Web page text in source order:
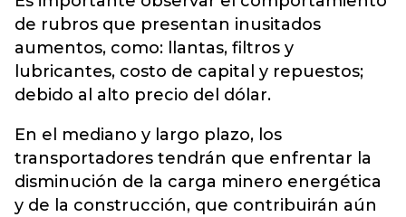
de rubros que presentan inusitados
aumentos, como: llantas, filtros y
lubricantes, costo de capital y repuestos;
debido al alto precio del dólar.
En el mediano y largo plazo, los
transportadores tendrán que enfrentar la
disminución de la carga minero energética
y de la construcción, que contribuirán aún